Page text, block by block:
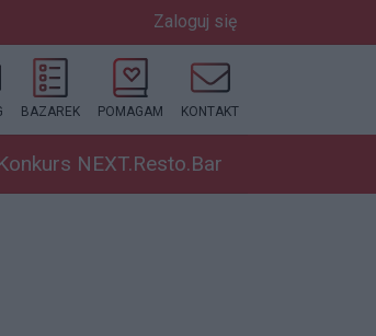
Zaloguj się
BAZAREK POMAGAM KONTAKT
NEXT.Resto.Bar